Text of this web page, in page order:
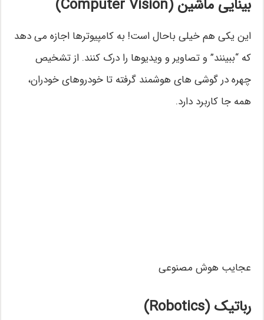
بینایی ماشین (Computer Vision)
این یکی هم خیلی باحال است! به کامپیوترها اجازه می دهد
که “ببینند” و تصاویر و ویدیوها را درک کنند. از تشخیص
چهره در گوشی های هوشمند گرفته تا خودروهای خودران،
همه جا کاربرد دارد.
عجایب هوش مصنوعی
رباتیک (Robotics)